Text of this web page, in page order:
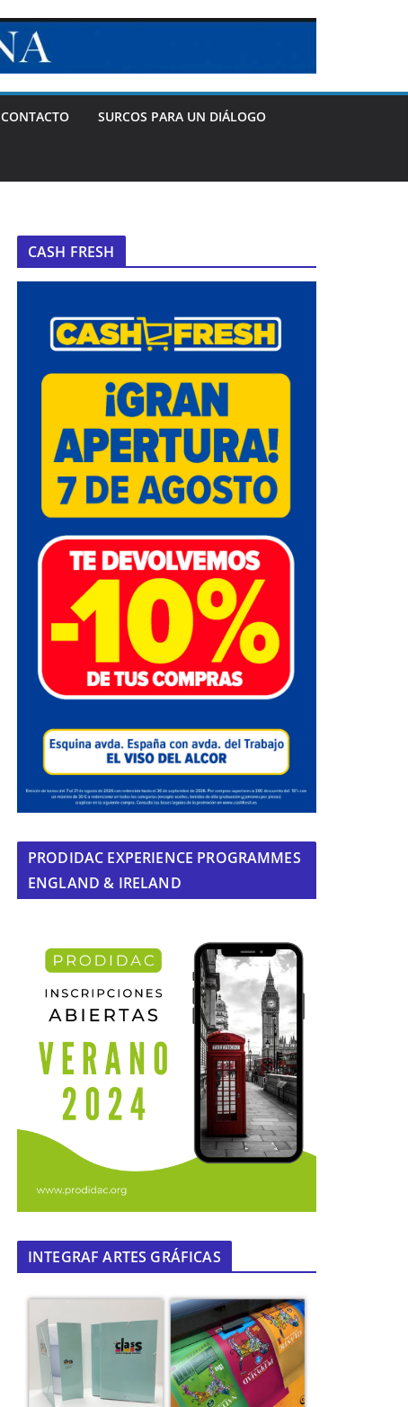
CONTACTO SURCOS PARA UN DIÁLOGO
Presentación pública de Rocío Sutil,
candidata del PSOE a la Alcaldía
10 de marzo de 2015
CASH FRESH
PRODIDAC EXPERIENCE PROGRAMMES
ENGLAND & IRELAND
INTEGRAF ARTES GRÁFICAS